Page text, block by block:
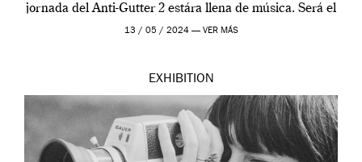
jornada del Anti-Gutter 2 estára llena de música. Será el
[…]
13 / 05 / 2024 — VER MÁS
EXHIBITION